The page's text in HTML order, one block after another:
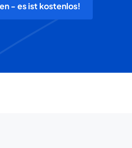
- es ist kostenlos!